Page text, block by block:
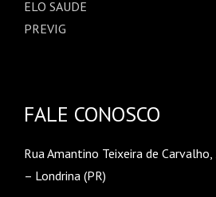
ELO SAUDE
PREVIG
FALE CONOSCO
Rua Amantino Teixeira de
– Londrina (PR)